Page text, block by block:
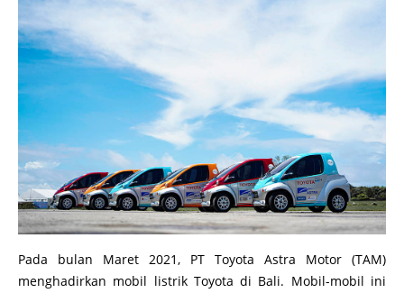
Pada bulan Maret 2021, PT Toyota Astra Motor (TAM)
menghadirkan mobil listrik Toyota di Bali. Mobil-mobil ini